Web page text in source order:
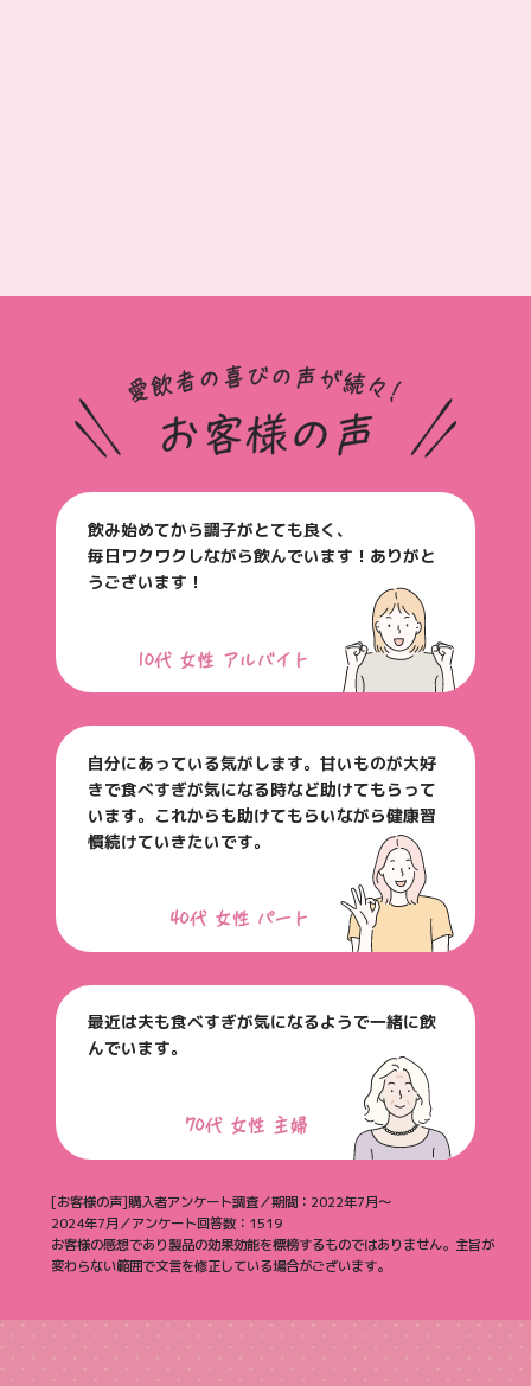
飲み始めてから調子がとても良く、
毎日ワクワクしながら飲んでいます！ありがと
うございます！
自分にあっている気がします。甘いものが大好
きで食べすぎが気になる時など助けてもらって
います。 これからも助けてもらいながら健康習
慣続けていきたいです。
最近は夫も食べすぎが気になるようで一緒に飲
んでいます。
[お客様の声]購入者アンケート調査／期間：2022年7月～
2024年7月／アンケート回答数：1519
お客様の感想であり製品の効果効能を標榜するものではありません。 主旨が
変わらない範囲で文言を修正している場合がございます。